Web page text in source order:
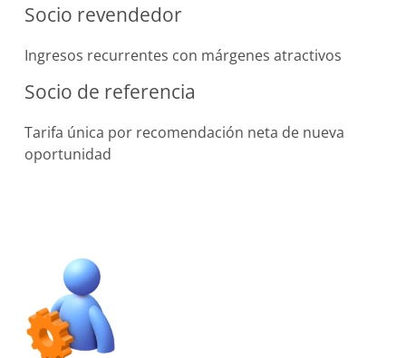
Socio revendedor
Ingresos recurrentes con márgenes atractivos
Socio de referencia
Tarifa única por recomendación neta de nueva
oportunidad